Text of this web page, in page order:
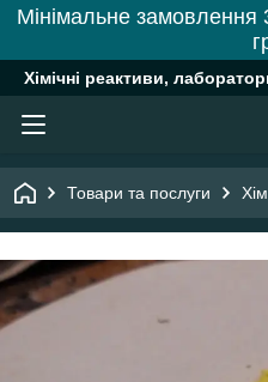
Мінімальне замовлення
Хімічні реактиви,
Товари та послуги